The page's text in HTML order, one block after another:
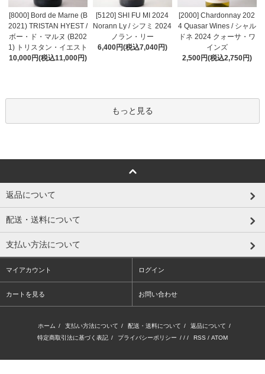
[8000] Bord de Marne (B
2021) TRISTAN HYEST /
ボー・ド・マルヌ (B202
1) トリスタン・イエスト
10,000円(税込11,000円)
[5120] SHI FU MI 2024
Norann Ly / シフミ 2024
ノラン・リー
6,400円(税込7,040円)
[2000] Chardonnay 202
4 Quasar Wines / シャル
ドネ 2024 クォーサ・ワ
インズ
2,500円(税込2,750円)
もっと見る
返品について
配送・送料について
支払い方法について
マイアカウント ログイン
カートを見る お問い合わせ
ホーム / 支払い方法について / 配送・送料について / 返品について /
特定商取引法に基づく表記 / プライバシーポリシー / / / RSS / ATOM